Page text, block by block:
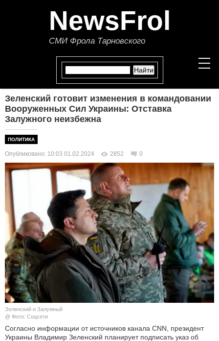
NewsFrol
СМИ Фрола Тарновского
НОВОСТИ
ПОЛИТИКА
ЭКОНОМИКА
В МИРЕ
ОБЩЕСТВО
КУЛЬТУРА
НАУКА
СПОРТ
ШОУ-БИЗНЕС
АВТО И МОТО
Зеленский готовит изменения в командовании
Вооруженных Сил Украины: Отставка
Залужного неизбежна
ПОЛИТИКА
Опубликовано: 10:03 01.02.2024 2852 0
Зеленский и Залужный
@ Фото: Соцсети
Согласно информации от источников канала CNN, президент
Украины Владимир Зеленский планирует подписать указ об